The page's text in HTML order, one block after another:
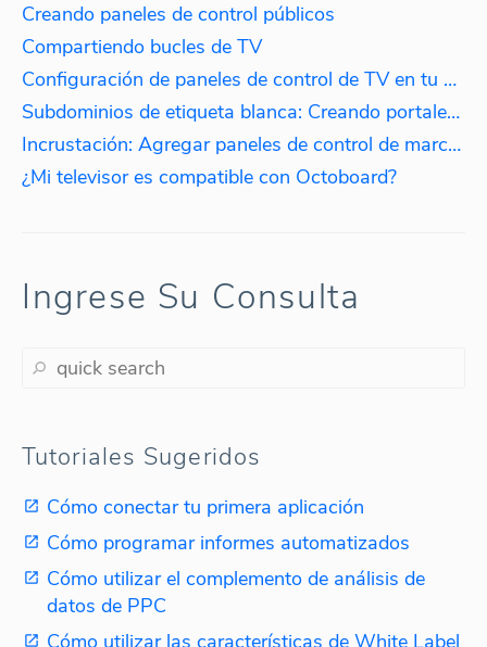
Creando paneles de control públicos
Compartiendo bucles de TV
Configuración de paneles de control de TV en tu oficina
Subdominios de etiqueta blanca: Creando portales de clientes
Incrustación: Agregar paneles de control de marca blanca a tu sitio web.
¿Mi televisor es compatible con Octoboard?
Ingrese Su Consulta
Tutoriales Sugeridos
Cómo conectar tu primera aplicación
Cómo programar informes automatizados
Cómo utilizar el complemento de análisis de
datos de PPC
Cómo utilizar las características de White Label